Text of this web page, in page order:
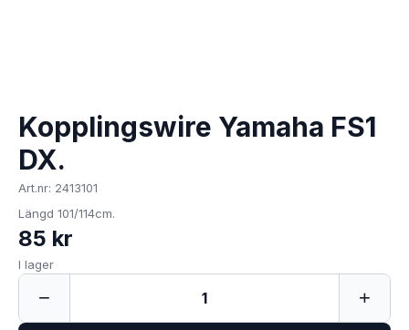
Kopplingswire Yamaha FS1
DX.
Art.nr: 2413101
Längd 101/114cm.
85 kr
I lager
− 1 +